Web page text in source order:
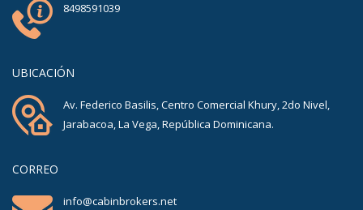
8498591039
UBICACIÓN
Av. Federico Basilis, Centro Comercial Khury, 2do Nivel,
Jarabacoa, La Vega, República Dominicana.
CORREO
info@cabinbrokers.net